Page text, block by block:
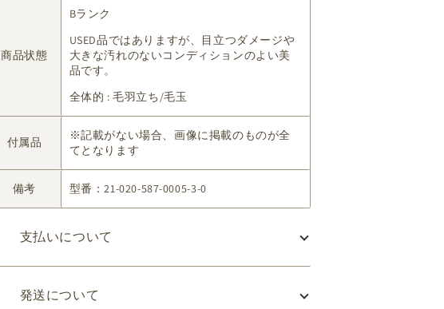
商品状態
Bランク
USED品ではありますが、目立つダメージや
大きな汚れのないコンディションのよい美
品です。
全体的 : 毛羽立ち/毛玉
付属品
※記載がない場合、画像に掲載のものが全
てとなります
備考 型番：21-020-587-0005-3-0
支払いについて
発送について